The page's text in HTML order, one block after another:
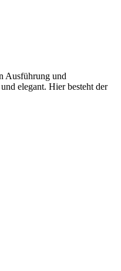
Ausführung und
elegant. Hier besteht der